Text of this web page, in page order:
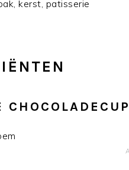
kerst, patisserie